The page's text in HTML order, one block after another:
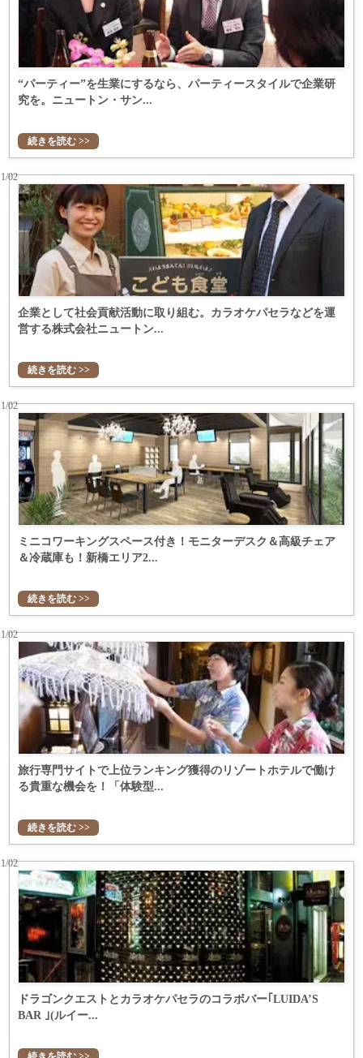
“パーティー”を生業にするなら、パーティースタイルで企業研
究を。ニュートン・サン...
続きを読む >>
企業として社会貢献活動に取り組む。カラオケパセラなどを運
営する株式会社ニュートン...
02
続きを読む >>
ミニコワーキングスペース付き！モニターデスク＆高級チェア
＆冷蔵庫も！新橋エリア2...
02
続きを読む >>
旅行専門サイトで上位ランキング獲得のリゾートホテルで働け
る貴重な機会を！「体験型...
02
続きを読む >>
ドラゴンクエストとカラオケパセラのコラボバー｢LUIDA’S
BAR ｣(ルイー...
02